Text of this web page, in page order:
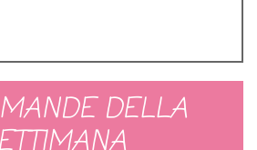
DELLA